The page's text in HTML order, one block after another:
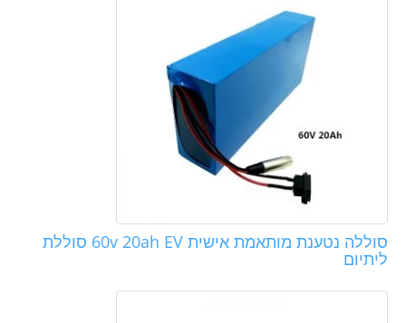
סוללה נטענת מותאמת אישית 60v 20ah EV סוללת
ליתיום